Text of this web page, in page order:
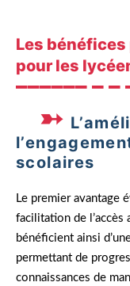
Les bénéfices
pour les
scolaires
Le premier avantage
facilitation de l’accès
bénéficient ainsi
permettant de
connaissances de